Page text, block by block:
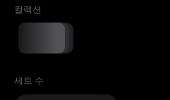
컬렉션
세트 수